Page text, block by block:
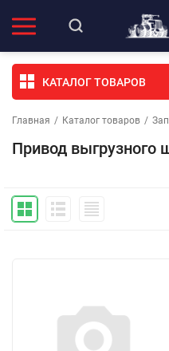
КАТАЛОГ ТОВАРОВ
Главная / Каталог товаров /
Привод